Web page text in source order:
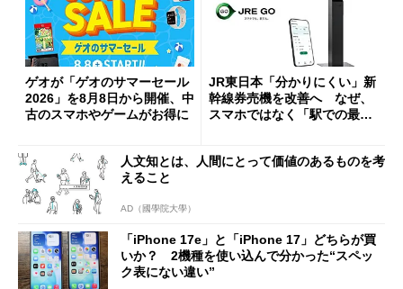
ゲオが「ゲオのサマーセール
2026」を8月8日から開催、中
古のスマホやゲームがお得に
JR東日本「分かりにくい」新
幹線券売機を改善へ なぜ、
スマホではなく「駅での最短
人文知とは、人間にとって価値のあるものを考
えること
AD（國學院大學）
「iPhone 17e」と「iPhone 17」どちらが買
いか？ 2機種を使い込んで分かった“スペッ
ク表にない違い”